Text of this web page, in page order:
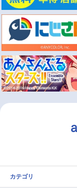
カテゴリ